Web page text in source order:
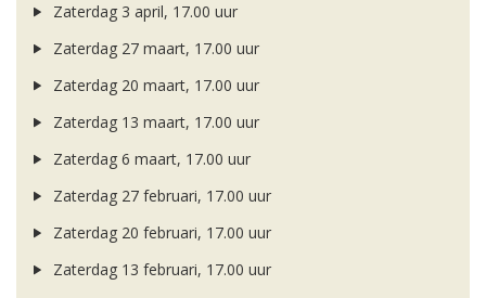
Zaterdag 3 april, 17.00 uur
Zaterdag 27 maart, 17.00 uur
Zaterdag 20 maart, 17.00 uur
Zaterdag 13 maart, 17.00 uur
Zaterdag 6 maart, 17.00 uur
Zaterdag 27 februari, 17.00 uur
Zaterdag 20 februari, 17.00 uur
Zaterdag 13 februari, 17.00 uur